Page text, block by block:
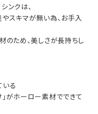
ンクは、
スキマが無い為、お手入
のため、美しさが長持ちし
る
け」がホーロー素材でできて